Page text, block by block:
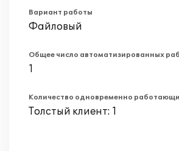
Вариант работы
Файловый
Общее число автоматизированных
1
Количество одновременно
Толстый клиент: 1